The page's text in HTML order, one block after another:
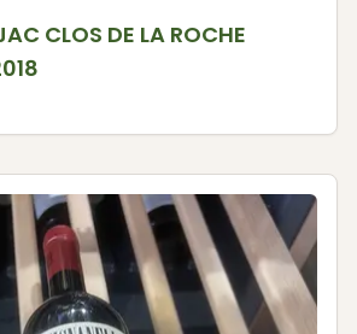
CLOS DE LA ROCHE